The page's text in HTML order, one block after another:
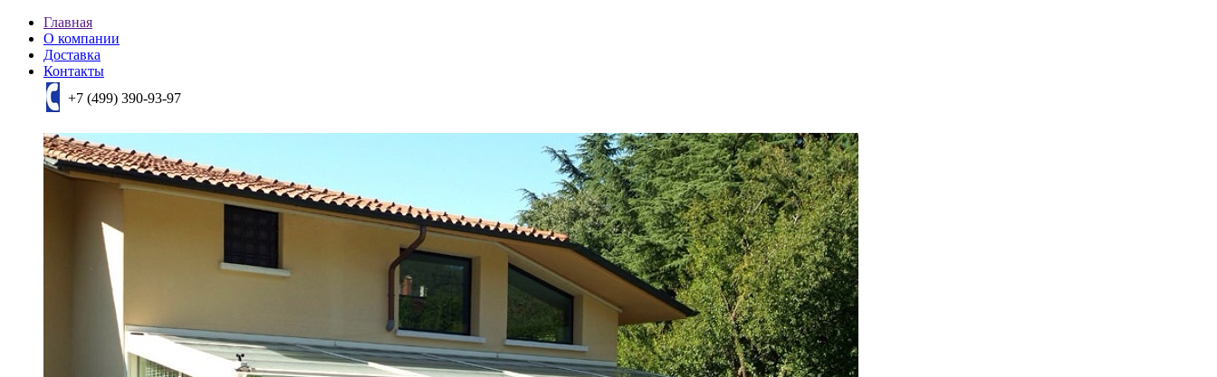
Главная
О компании
Доставка
Контакты
+7 (499) 390-93-97